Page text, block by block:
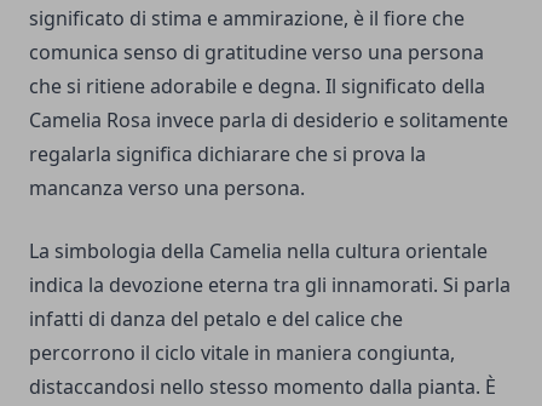
significato di stima e ammirazione, è il fiore che
comunica senso di gratitudine verso una persona
che si ritiene adorabile e degna. Il significato della
Camelia Rosa invece parla di desiderio e solitamente
regalarla significa dichiarare che si prova la
mancanza verso una persona.
La simbologia della Camelia nella cultura orientale
indica la devozione eterna tra gli innamorati. Si parla
infatti di danza del petalo e del calice che
percorrono il ciclo vitale in maniera congiunta,
distaccandosi nello stesso momento dalla pianta. È